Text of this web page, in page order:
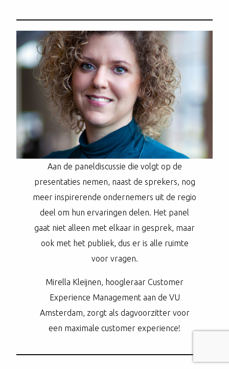
Aan de paneldiscussie die volgt op de
presentaties nemen, naast de sprekers, nog
meer inspirerende ondernemers uit de regio
deel om hun ervaringen delen. Het panel
gaat niet alleen met elkaar in gesprek, maar
ook met het publiek, dus er is alle ruimte
voor vragen.
Mirella Kleijnen, hoogleraar Customer
Experience Management aan de VU
Amsterdam, zorgt als dagvoorzitter voor
een maximale customer experience!